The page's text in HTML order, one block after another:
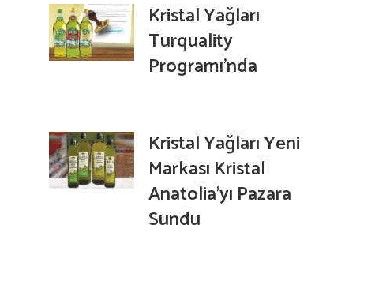
Kristal Yağları
Turquality
Programı’nda
Kristal Yağları Yeni
Markası Kristal
Anatolia’yı Pazara
Sundu